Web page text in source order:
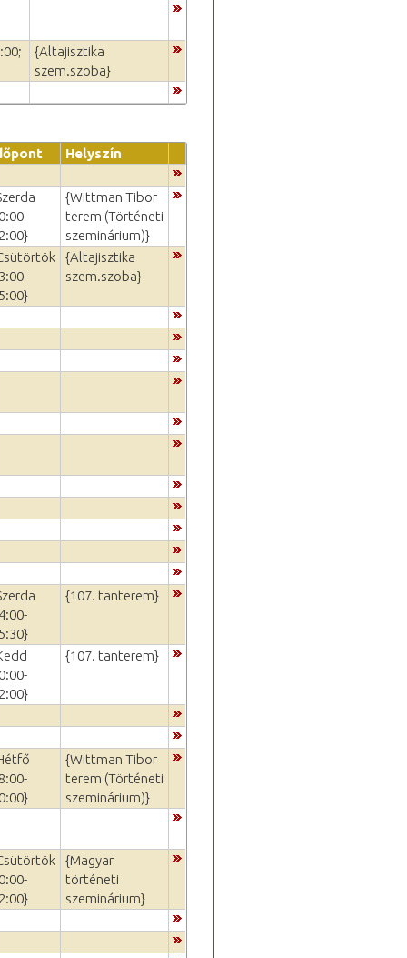
{Altajisztika
szem.szoba}
Helyszín
{Wittman Tibor
terem (Történeti
szeminárium)}
{Altajisztika
szem.szoba}
{107. tanterem}
{107. tanterem}
{Wittman Tibor
terem (Történeti
szeminárium)}
{Magyar
történeti
szeminárium}